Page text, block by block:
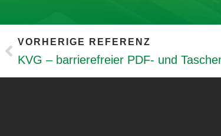
VORHERIGE REFERENZ
KVG – barrierefreier PDF- und